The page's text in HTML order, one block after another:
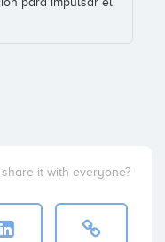
it with everyone?